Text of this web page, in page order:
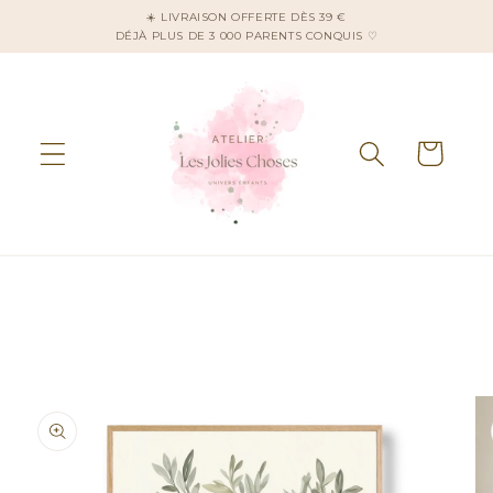
au
☀️ LIVRAISON OFFERTE DÈS 39 €
DÉJÀ PLUS DE 3 000 PARENTS CONQUIS ♡
Panier